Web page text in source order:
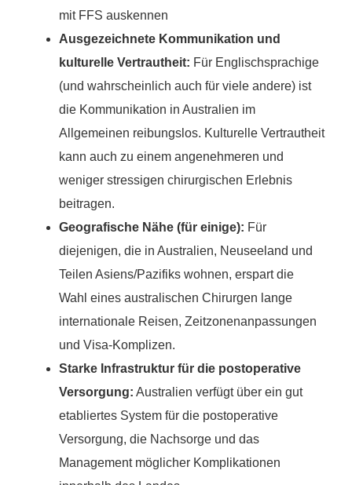
mit FFS auskennen
Ausgezeichnete Kommunikation und
kulturelle Vertrautheit: Für Englischsprachige
(und wahrscheinlich auch für viele andere) ist
die Kommunikation in Australien im
Allgemeinen reibungslos. Kulturelle Vertrautheit
kann auch zu einem angenehmeren und
weniger stressigen chirurgischen Erlebnis
beitragen.
Geografische Nähe (für einige): Für
diejenigen, die in Australien, Neuseeland und
Teilen Asiens/Pazifiks wohnen, erspart die
Wahl eines australischen Chirurgen lange
internationale Reisen, Zeitzonenanpassungen
und Visa-Komplizen.
Starke Infrastruktur für die postoperative
Versorgung: Australien verfügt über ein gut
etabliertes System für die postoperative
Versorgung, die Nachsorge und das
Management möglicher Komplikationen